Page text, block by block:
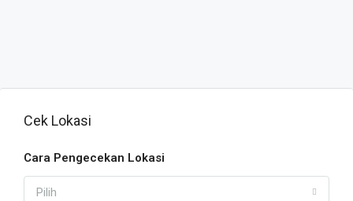
Cek Lokasi
Cara Pengecekan Lokasi
Pilih